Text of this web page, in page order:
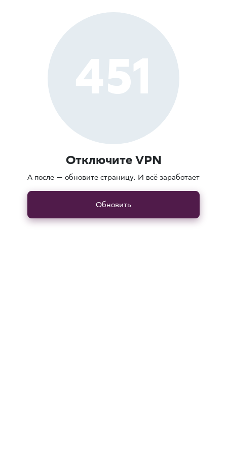
451
Отключите VPN
А после — обновите страницу. И всё заработает
Обновить